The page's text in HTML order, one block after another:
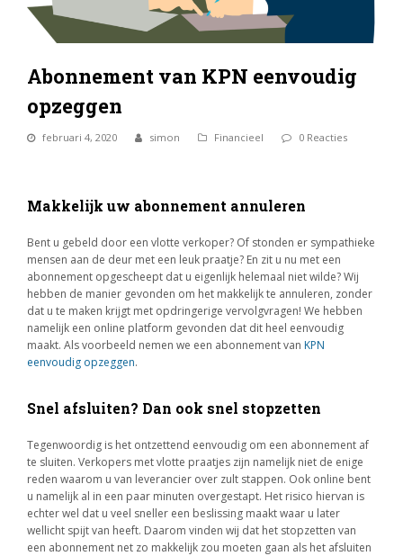
Abonnement van KPN eenvoudig
opzeggen
februari 4, 2020 simon Financieel 0 Reacties
Makkelijk uw abonnement annuleren
Bent u gebeld door een vlotte verkoper? Of stonden er sympathieke
mensen aan de deur met een leuk praatje? En zit u nu met een
abonnement opgescheept dat u eigenlijk helemaal niet wilde? Wij
hebben de manier gevonden om het makkelijk te annuleren, zonder
dat u te maken krijgt met opdringerige vervolgvragen! We hebben
namelijk een online platform gevonden dat dit heel eenvoudig
maakt. Als voorbeeld nemen we een abonnement van KPN
eenvoudig opzeggen.
Snel afsluiten? Dan ook snel stopzetten
Tegenwoordig is het ontzettend eenvoudig om een abonnement af
te sluiten. Verkopers met vlotte praatjes zijn namelijk niet de enige
reden waarom u van leverancier over zult stappen. Ook online bent
u namelijk al in een paar minuten overgestapt. Het risico hiervan is
echter wel dat u veel sneller een beslissing maakt waar u later
wellicht spijt van heeft. Daarom vinden wij dat het stopzetten van
een abonnement net zo makkelijk zou moeten gaan als het afsluiten